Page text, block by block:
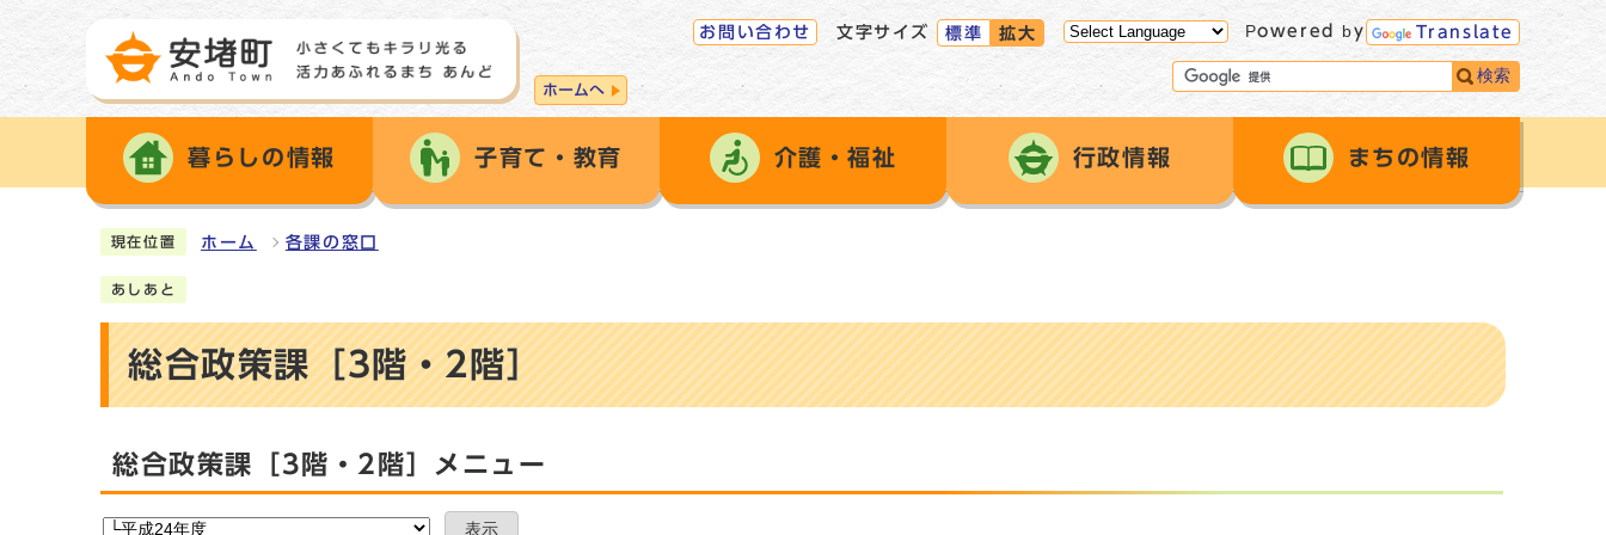
ホームへ
お問い合わせ 文字サイズ 標準 拡大 Powered by Translate
検索
暮らしの情報 子育て・教育 介護・福祉 行政情報 まちの情報
現在位置 ホーム 各課の窓口
あしあと
総合政策課［3階・2階］
総合政策課［3階・2階］メニュー
表示